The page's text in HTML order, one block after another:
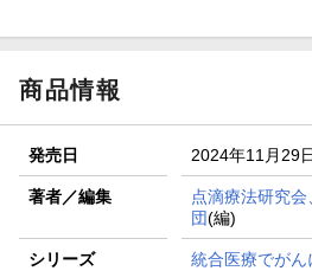
条件達成で楽天限定・宝塚歌劇 宙
商品情報
発売日 2024年11月29
著者／編集
点滴療法研究
団(編)
シリーズ 統合医療でがん